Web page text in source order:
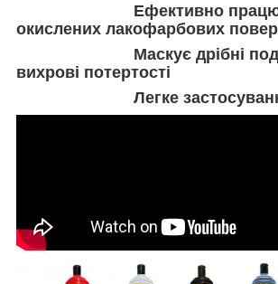
Ефективно працює
окислених лакофарбових
Маскує дрібні
вихрові потертості
Легке